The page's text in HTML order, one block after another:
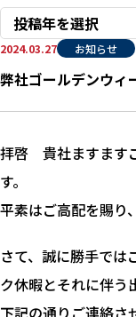
投稿年を選択
弊社ゴールデンウィ
2024.03.27 お知らせ
拝啓 貴社ますます
す。
平素はご高配を賜り
さて、誠に勝手では
ク休暇とそれに伴う
下記の通りご連絡さ